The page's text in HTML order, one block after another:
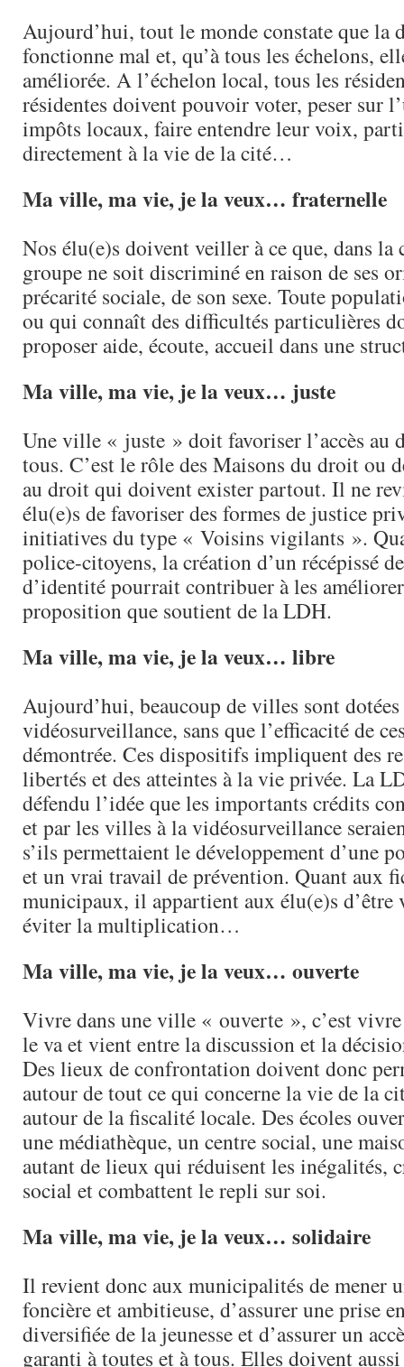
Aujourd’hui, tout le monde constate que la
fonctionne mal et, qu’à tous les échelons,
améliorée. A l’échelon local, tous les
résidentes doivent pouvoir voter, peser sur
impôts locaux, faire entendre leur voix,
directement à la vie de la cité…
Ma ville, ma vie, je la veux… fraternelle
Nos élu(e)s doivent veiller à ce que, dans la
groupe ne soit discriminé en raison de ses
précarité sociale, de son sexe. Toute
ou qui connaît des difficultés particulières
proposer aide, écoute, accueil dans une
Ma ville, ma vie, je la veux… juste
Une ville « juste » doit favoriser l’accès au
tous. C’est le rôle des Maisons du droit ou
au droit qui doivent exister partout. Il ne
élu(e)s de favoriser des formes de justice
initiatives du type « Voisins vigilants ».
police-citoyens, la création d’un récépissé
d’identité pourrait contribuer à les
proposition que soutient de la LDH.
Ma ville, ma vie, je la veux… libre
Aujourd’hui, beaucoup de villes sont dotées
vidéosurveillance, sans que l’efficacité de
démontrée. Ces dispositifs impliquent des
libertés et des atteintes à la vie privée. La
défendu l’idée que les importants crédits
et par les villes à la vidéosurveillance
s’ils permettaient le développement d’une
et un vrai travail de prévention. Quant aux
municipaux, il appartient aux élu(e)s
éviter la multiplication…
Ma ville, ma vie, je la veux… ouverte
Vivre dans une ville « ouverte », c’est
le va et vient entre la discussion et la
Des lieux de confrontation doivent donc
autour de tout ce qui concerne la vie de la
autour de la fiscalité locale. Des écoles
une médiathèque, un centre social, une
autant de lieux qui réduisent les inégalités,
social et combattent le repli sur soi.
Ma ville, ma vie, je la veux… solidaire
Il revient donc aux municipalités de mener
foncière et ambitieuse, d’assurer une prise
diversifiée de la jeunesse et d’assurer un
garanti à toutes et à tous. Elles doivent